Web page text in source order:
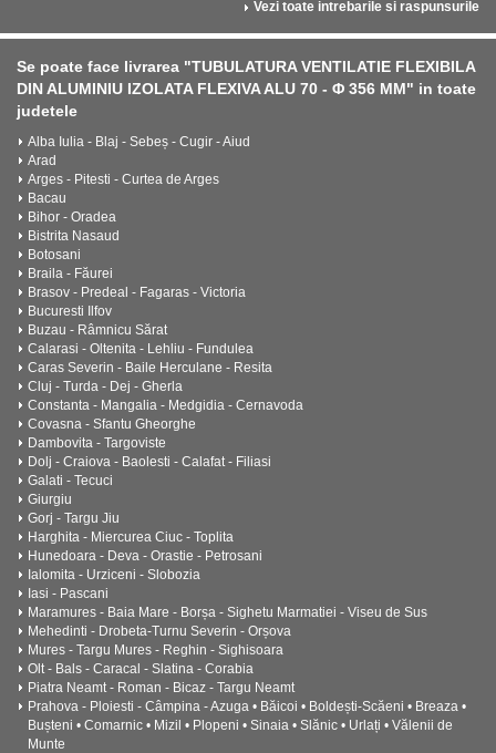
Vezi toate intrebarile si raspunsurile
Se poate face livrarea "TUBULATURA VENTILATIE FLEXIBILA
DIN ALUMINIU IZOLATA FLEXIVA ALU 70 - Φ 356 MM" in toate
judetele
Alba Iulia - Blaj - Sebeș - Cugir - Aiud
Arad
Arges - Pitesti - Curtea de Arges
Bacau
Bihor - Oradea
Bistrita Nasaud
Botosani
Braila - Făurei
Brasov - Predeal - Fagaras - Victoria
Bucuresti Ilfov
Buzau - Râmnicu Sărat
Calarasi - Oltenita - Lehliu - Fundulea
Caras Severin - Baile Herculane - Resita
Cluj - Turda - Dej - Gherla
Constanta - Mangalia - Medgidia - Cernavoda
Covasna - Sfantu Gheorghe
Dambovita - Targoviste
Dolj - Craiova - Baolesti - Calafat - Filiasi
Galati - Tecuci
Giurgiu
Gorj - Targu Jiu
Harghita - Miercurea Ciuc - Toplita
Hunedoara - Deva - Orastie - Petrosani
Ialomita - Urziceni - Slobozia
Iasi - Pascani
Maramures - Baia Mare - Borșa - Sighetu Marmatiei - Viseu de Sus
Mehedinti - Drobeta-Turnu Severin - Orșova
Mures - Targu Mures - Reghin - Sighisoara
Olt - Bals - Caracal - Slatina - Corabia
Piatra Neamt - Roman - Bicaz - Targu Neamt
Prahova - Ploiesti - Câmpina - Azuga • Băicoi • Boldești-Scăeni • Breaza •
Bușteni • Comarnic • Mizil • Plopeni • Sinaia • Slănic • Urlați • Vălenii de
Munte